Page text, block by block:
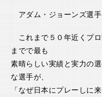
アダム・ジョーンズ選手
これまで５０年近くプ
までで最も
素晴らしい実績と実力の
な選手が、
「なぜ日本にプレーしに